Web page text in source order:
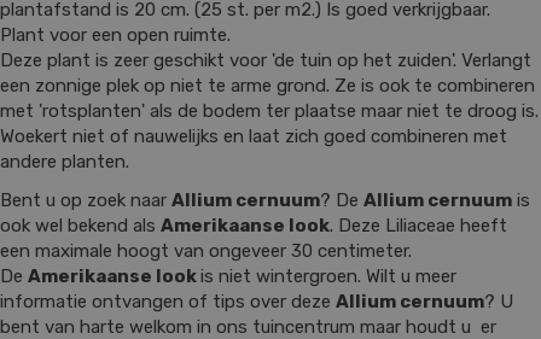
plantafstand is 20 cm. (25 st. per m2.) Is goed verkrijgbaar.
Plant voor een open ruimte.
Deze plant is zeer geschikt voor 'de tuin op het zuiden'. Verlangt
een zonnige plek op niet te arme grond. Ze is ook te combineren
met 'rotsplanten' als de bodem ter plaatse maar niet te droog is.
Woekert niet of nauwelijks en laat zich goed combineren met
andere planten.
Bent u op zoek naar Allium cernuum? De Allium cernuum is
ook wel bekend als Amerikaanse look. Deze Liliaceae heeft
een maximale hoogt van ongeveer 30 centimeter.
De Amerikaanse lookis niet wintergroen. Wilt u meer
informatie ontvangen of tips over deze Allium cernuum? U
bent van harte welkom in ons tuincentrum maar houdt u er